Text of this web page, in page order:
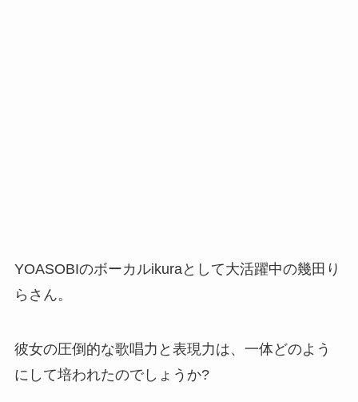
YOASOBIのボーカルikuraとして大活躍中の幾田り
らさん。
彼女の圧倒的な歌唱力と表現力は、一体どのよう
にして培われたのでしょうか?